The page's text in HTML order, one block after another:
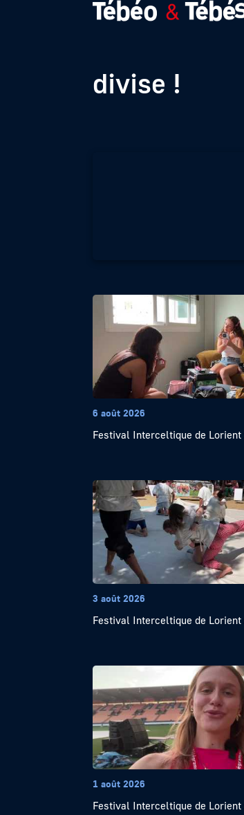
Entretien
divise !
6 août 2026
Festival Interceltique de Lorient
3 août 2026
Festival Interceltique de
1 août 2026
Festival Interceltique de